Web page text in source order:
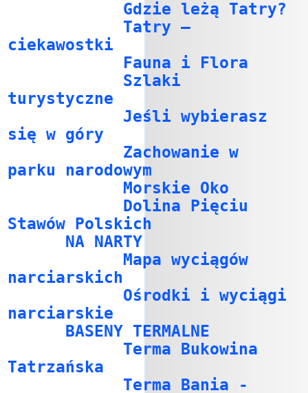
Gdzie leżą Tatry?
Tatry –
ciekawostki
Fauna i Flora
Szlaki
turystyczne
Jeśli wybierasz
się w góry
Zachowanie w
parku narodowym
Morskie Oko
Dolina Pięciu
Stawów Polskich
NA NARTY
Mapa wyciągów
narciarskich
Ośrodki i wyciągi
narciarskie
BASENY TERMALNE
Terma Bukowina
Tatrzańska
Terma Bania -